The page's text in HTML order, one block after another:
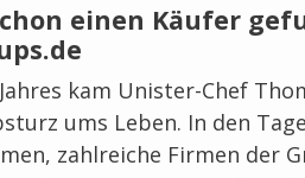
einen Käufer
kam Unister-Chef
ums Leben. In den
zahlreiche Firmen der